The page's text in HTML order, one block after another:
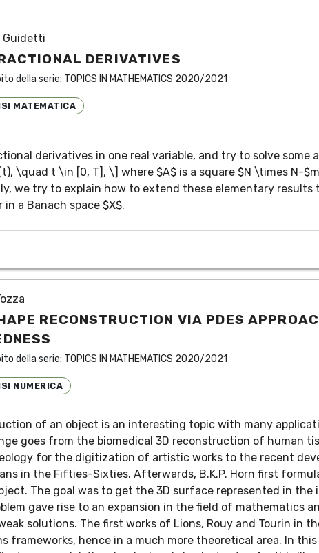
Guidetti
DERIVATIVES
della serie: TOPICS IN MATHEMATICS 2020/2021
MATEMATICA
derivatives in one real variable, and try to solve
\quad t \in [0, T], \] where $A$ is a square $N \times N-
we try to explain how to extend these elementary
a Banach space $X$.
RECONSTRUCTION VIA PDES
della serie: TOPICS IN MATHEMATICS 2020/2021
NUMERICA
of an object is an interesting topic with many
goes from the biomedical 3D reconstruction of human
for the digitization of artistic works to the recent
in the Fifties-Sixties. Afterwards, B.K.P. Horn first
The goal was to get the 3D surface represented in
gave rise to an expansion in the field of mathematics
solutions. The first works of Lions, Rouy and Tourin in
frameworks, hence in a much more theoretical area. In